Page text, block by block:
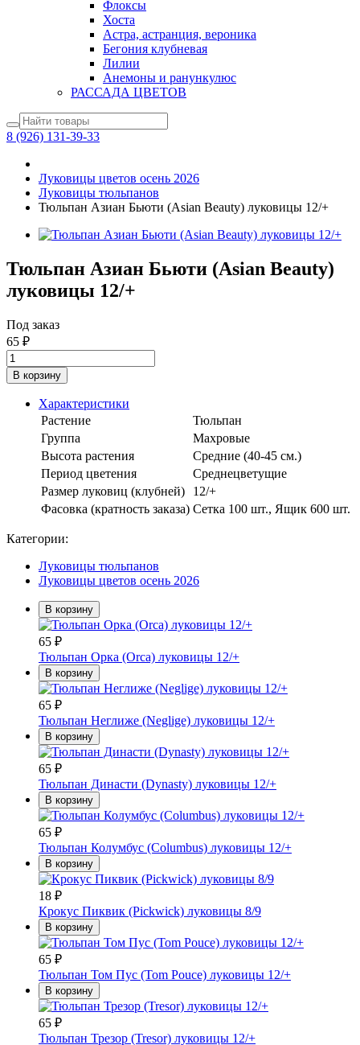
Флоксы
Хоста
Астра, астранция, вероника
Бегония клубневая
Лилии
Анемоны и ранункулюс
РАССАДА ЦВЕТОВ
8 (926) 131-39-33
Луковицы цветов осень 2026
Луковицы тюльпанов
Тюльпан Азиан Бьюти (Asian Beauty) луковицы 12/+
Тюльпан Азиан Бьюти (Asian Beauty)
луковицы 12/+
Под заказ
65 ₽
В корзину
Характеристики
Растение
Тюльпан
Группа
Махровые
Высота растения
Средние (40-45 см.)
Период цветения
Среднецветущие
Размер луковиц (клубней)
12/+
Фасовка (кратность заказа) Сетка 100 шт., Ящик 600 шт.
Категории:
Луковицы тюльпанов
Луковицы цветов осень 2026
В корзину
65 ₽
Тюльпан Орка (Orca) луковицы 12/+
В корзину
65 ₽
Тюльпан Неглиже (Neglige) луковицы 12/+
В корзину
65 ₽
Тюльпан Династи (Dynasty) луковицы 12/+
В корзину
65 ₽
Тюльпан Колумбус (Columbus) луковицы 12/+
В корзину
18 ₽
Крокус Пиквик (Pickwick) луковицы 8/9
В корзину
65 ₽
Тюльпан Том Пус (Tom Pouce) луковицы 12/+
В корзину
65 ₽
Тюльпан Трезор (Tresor) луковицы 12/+